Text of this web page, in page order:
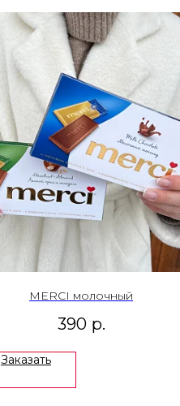
MERCI молочный
390 р.
Заказать